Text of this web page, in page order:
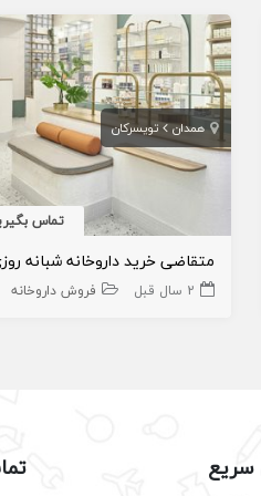
همدان تویسرکان
تماس
2 سال قبل فروش داروخانه